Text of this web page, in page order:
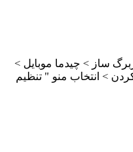
ساز > چیدما موبایل >
> انتخاب منو " تنظیم